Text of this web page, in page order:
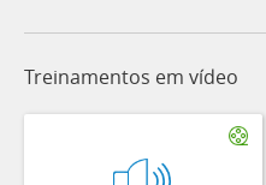
Treinamentos em vídeo